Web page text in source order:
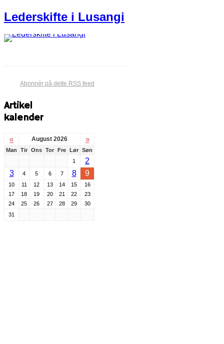
Lederskifte i Lusangi​
Abonnér på dette RSS feed
Artikel
kalender
« August 2026 »
Man Tir Ons Tor Fre Lør Søn
1
2
3
4 5 6 7 8 9
10 11 12 13 14 15
16
17
18 19 20 21 22
23
24
25 26 27 28 29
30
31